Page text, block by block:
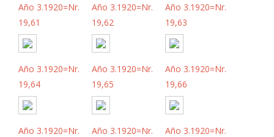
Año 3.1920=Nr.
19,61
Año 3.1920=Nr.
19,62
Año 3.1920=Nr.
19,63
Año 3.1920=Nr.
19,64
Año 3.1920=Nr.
19,65
Año 3.1920=Nr.
19,66
Año 3.1920=Nr.
Año 3.1920=Nr.
Año 3.1920=Nr.